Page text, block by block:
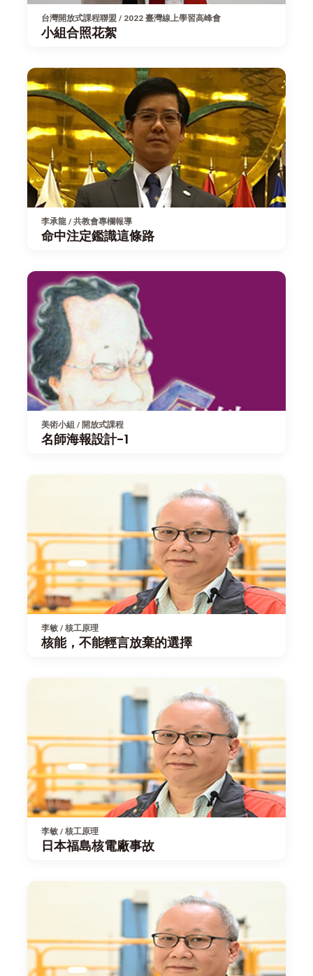
台灣開放式課程聯盟 / 2022 臺灣線上學習高峰會
小組合照花絮
李承龍 / 共教會專欄報導
命中注定鑑識這條路
美術小組 / 開放式課程
名師海報設計-1
李敏 / 核工原理
核能，不能輕言放棄的選擇
李敏 / 核工原理
日本福島核電廠事故